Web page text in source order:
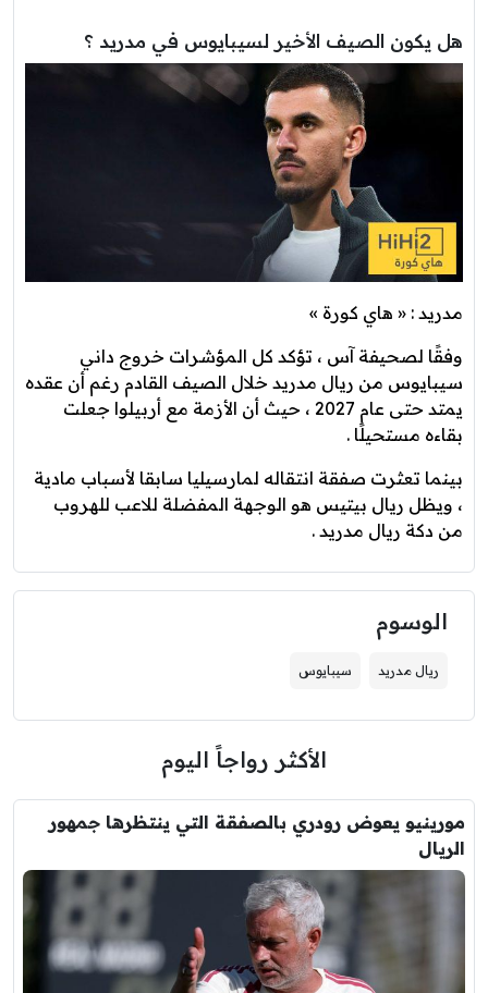
هل يكون الصيف الأخير لسيبايوس في مدريد ؟
مدريد : « هاي كورة »
وفقًا لصحيفة آس ، تؤكد كل المؤشرات خروج داني
سيبايوس من ريال مدريد خلال الصيف القادم رغم أن عقده
يمتد حتى عام 2027 ، حيث أن الأزمة مع أربيلوا جعلت
بقاءه مستحيلًا .
بينما تعثرت صفقة انتقاله لمارسيليا سابقا لأسباب مادية
، ويظل ريال بيتيس هو الوجهة المفضلة للاعب للهروب
من دكة ريال مدريد .
الوسوم
ريال مدريد سيبايوس
الأكثر رواجاً اليوم
مورينيو يعوض رودري بالصفقة التي ينتظرها جمهور
الريال